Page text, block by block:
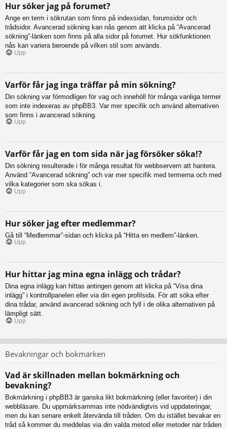
Hur söker jag på forumet?
Ange en term i sökrutan som finns på indexsidan, forumsidor och
trådsidor. Avancerad sökning kan nås genom att klicka på “Avancerad
sökning”-länken som finns på alla sidor på forumet. Hur sökfunktionen
nås kan variera beroende på vilken stil som används.
Upp
Varför får jag inga träffar på min sökning?
Din sökning var förmodligen för vag och innehöll för många vanliga termer
som inte indexeras av phpBB3. Var mer specifik och använd alternativen
som finns i avancerad sökning.
Upp
Varför får jag en tom sida när jag försöker söka!?
Din sökning resulterade i för många resultat för webbservern att hantera.
Använd “Avancerad sökning” och var mer specifik med termerna och med
vilka kategorier som ska sökas i.
Upp
Hur söker jag efter medlemmar?
Gå till “Medlemmar”-sidan och klicka på “Hitta en medlem”-länken.
Upp
Hur hittar jag mina egna inlägg och trådar?
Dina egna inlägg kan hittas antingen genom att klicka på “Visa dina
inlägg” i kontrollpanelen eller via din egen profilsida. För att söka efter
dina trådar, använd avancerad sökning och fyll i de olika alternativen på
lämpligt sätt.
Upp
Bevakningar och bokmärken
Vad är skillnaden mellan bokmärkning och
bevakning?
Bokmärkning i phpBB3 är ganska likt bokmärkning (eller favoriter) i din
webbläsare. Du uppmärksammas inte nödvändigtvis vid uppdateringar,
men du kan senare enkelt återvända till tråden. Om du istället bevakar en
tråd så kommer du meddelas via din valda metod eller metoder när tråden